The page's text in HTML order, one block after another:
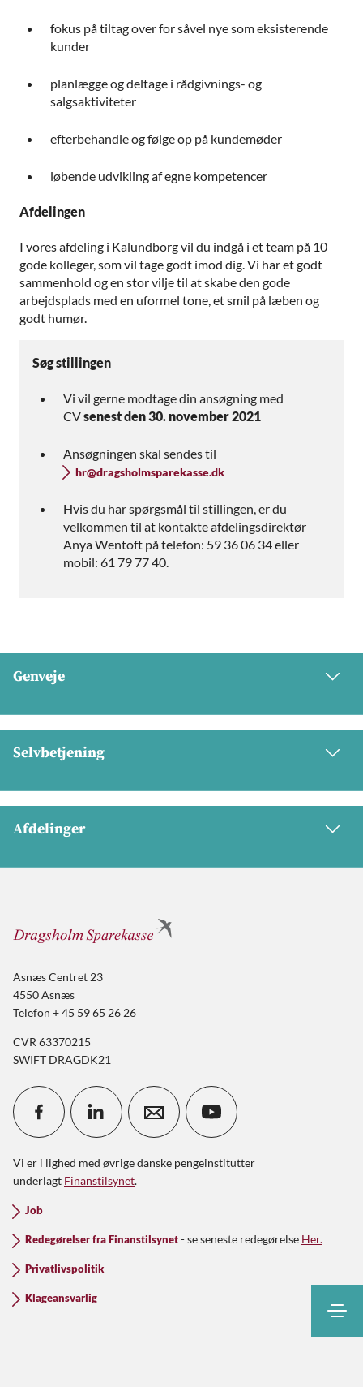
fokus på tiltag over for såvel nye som eksisterende
kunder
planlægge og deltage i rådgivnings- og
salgsaktiviteter
efterbehandle og følge op på kundemøder
løbende udvikling af egne kompetencer
Afdelingen
I vores afdeling i Kalundborg vil du indgå i et team på 10
gode kolleger, som vil tage godt imod dig. Vi har et godt
sammenhold og en stor vilje til at skabe den gode
arbejdsplads med en uformel tone, et smil på læben og
godt humør.
Søg stillingen
Vi vil gerne modtage din ansøgning med
CVsenest den 30. november 2021
Ansøgningen skal sendes til
hr@dragsholmsparekasse.dk
Hvis du har spørgsmål til stillingen, er du
velkommen til at kontakte afdelingsdirektør
Anya Wentoft på telefon: 59 36 06 34 eller
mobil: 61 79 77 40.
Genveje
Selvbetjening
Afdelinger
Asnæs Centret 23
4550 Asnæs
Telefon + 45 59 65 26 26
CVR 63370215
SWIFT DRAGDK21
Vi er i lighed med øvrige danske pengeinstitutter
underlagt Finanstilsynet.
Job
Redegørelser fra Finanstilsynet - se seneste redegørelse Her.
Privatlivspolitik
Klageansvarlig